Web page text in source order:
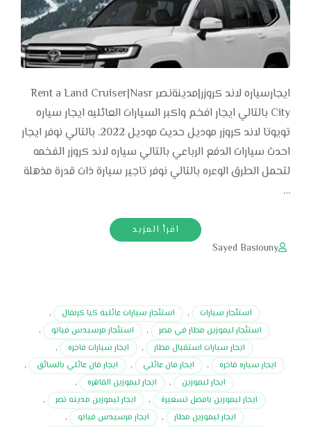
ايجارسياره لاند كروزر|مدينةنصر Rent a Land Cruiser|Nasr
City بالتالي ايجار افخم واكبر السيارات العائليه ايجار سياره
تويوتا لاند كروزر موديل حديث موديل 2022. بالتالي نوفر ايجار
احدث سيارات الدفع الرباعي بالتالي سياره لاند كروزر الفخمه
لتحمل الطرق الوعره بالتالي نوفر تاجير سيارة ذات قدرة مذهلة
…
اقرأ المزيد
Sayed Basiouny
استئجار سيارات , استئجار سيارات عائلية كيا كرنفال
,
استئجار ليموزين مطار في مصر
, استئجار مرسيدس فيانو
,
ايجار سيارات استقبال مطار
, ايجار سيارات فاجره
,
ايجار سياره فاخره
, ايجار فان عائلي , ايجار فان عائلي بالسائق
,
ايجار ليموزين
, ايجار ليموزين القاهره
,
ايجار ليموزين بافضل تسعيرة
, ايجار ليموزين مدينه نصر
,
ايجار ليموزين مطار
, ايجار مرسيدس فيانو
,